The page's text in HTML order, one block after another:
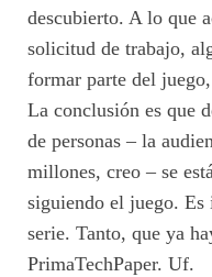
descubierto. A lo que
solicitud de trabajo,
formar parte del
La conclusión es que
de personas – la
millones, creo – se
siguiendo el juego. Es
serie. Tanto, que ya
PrimaTechPaper. Uf.